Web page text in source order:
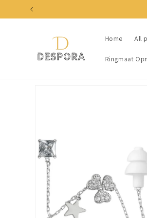
Home All
Ringmaat